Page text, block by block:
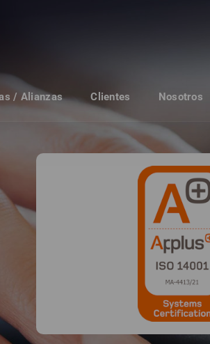
/ Alianzas Clientes Nosotros